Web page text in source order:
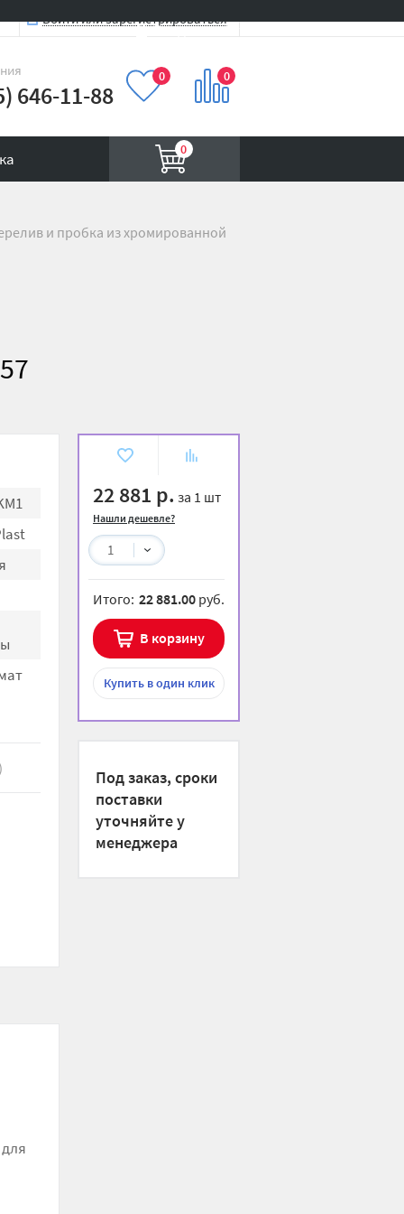
Войти или зарегистрироваться
646-11-88
0 0
0
Вход на сайт
и пробка из хромированной
22 881 р. за 1 шт
Нашли дешевле?
1
Итого: 22 881.00 руб.
В корзину
Купитьв один клик
Под заказ, сроки
поставки
уточняйте у
менеджера